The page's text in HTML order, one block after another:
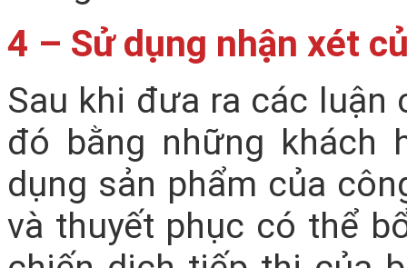
4 – Sử dụng nhận xét
Sau khi đưa ra các
đó bằng những khách
dụng sản phẩm của
và thuyết phục có thể